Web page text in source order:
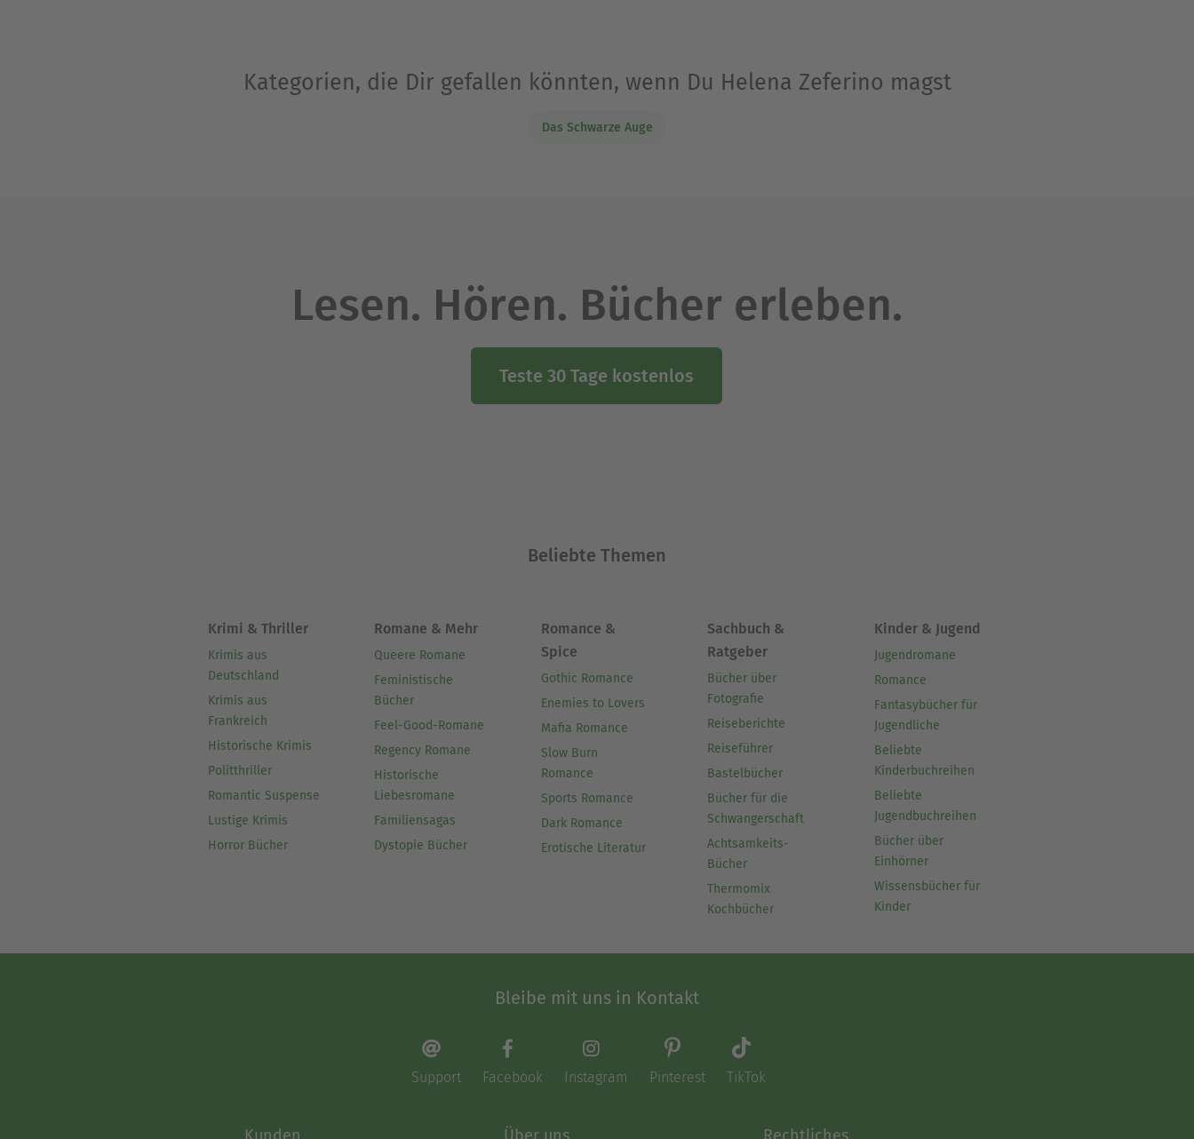
Kategorien, die Dir gefallen könnten, wenn Du Helena Zeferino magst
Das Schwarze Auge
Lesen. Hören. Bücher erleben.
Teste 30 Tage kostenlos
Beliebte Themen
Krimi & Thriller
Krimis aus
Deutschland
Krimis aus
Frankreich
Historische Krimis
Politthriller
Romantic Suspense
Lustige Krimis
Horror Bücher
Romane & Mehr
Queere Romane
Feministische
Bücher
Feel-Good-Romane
Regency Romane
Historische
Liebesromane
Familiensagas
Dystopie Bücher
Romance &
Spice
Gothic Romance
Enemies to Lovers
Mafia Romance
Slow Burn
Romance
Sports Romance
Dark Romance
Erotische Literatur
Sachbuch &
Ratgeber
Bücher über
Fotografie
Reiseberichte
Reiseführer
Bastelbücher
Bücher für die
Schwangerschaft
Achtsamkeits-
Bücher
Thermomix
Kochbücher
Kinder & Jugend
Jugendromane
Romance
Fantasybücher für
Jugendliche
Beliebte
Kinderbuchreihen
Beliebte
Jugendbuchreihen
Bücher über
Einhörner
Wissensbücher für
Kinder
Bleibe mit uns in Kontakt
Support Facebook Instagram Pinterest TikTok